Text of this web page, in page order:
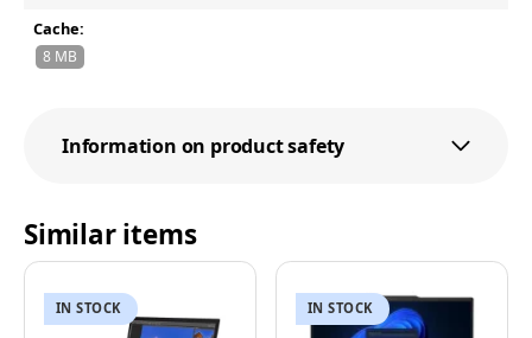
Cache:
8 MB
Information on product safety
Similar items
IN STOCK IN STOCK